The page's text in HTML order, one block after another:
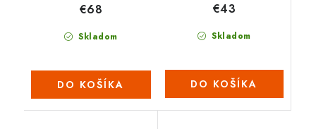
Skladom
€68
DO KOŠÍKA
Skladom
€43
DO KOŠÍKA